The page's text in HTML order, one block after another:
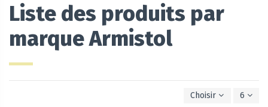
Liste des produits par
marque Armistol
Choisir 6